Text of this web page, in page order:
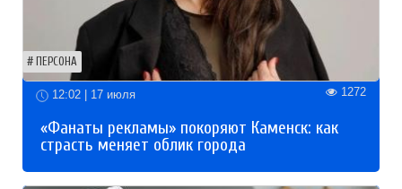
ПЕРСОНА
12:02 | 17 июля 1272
«Фанаты рекламы» покоряют Каменск: как
страсть меняет облик города